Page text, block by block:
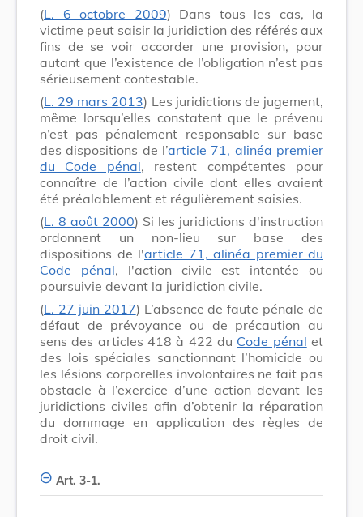
(L. 6 octobre 2009) Dans tous les cas, la
victime peut saisir la juridiction des référés aux
fins de se voir accorder une provision, pour
autant que l’existence de l’obligation n’est pas
sérieusement contestable.
(L. 29 mars 2013) Les juridictions de jugement,
même lorsqu’elles constatent que le prévenu
n’est pas pénalement responsable sur base
des dispositions de l’article 71, alinéa premier
du Code pénal, restent compétentes pour
connaître de l’action civile dont elles avaient
été préalablement et régulièrement saisies.
(L. 8 août 2000) Si les juridictions d'instruction
ordonnent un non-lieu sur base des
dispositions de l'article 71, alinéa premier du
Code pénal, l'action civile est intentée ou
poursuivie devant la juridiction civile.
(L. 27 juin 2017) L’absence de faute pénale de
défaut de prévoyance ou de précaution au
sens des articles 418 à 422 du Code pénal et
des lois spéciales sanctionnant l’homicide ou
les lésions corporelles involontaires ne fait pas
obstacle à l’exercice d’une action devant les
juridictions civiles afin d’obtenir la réparation
du dommage en application des règles de
droit civil.
Art. 3-1.